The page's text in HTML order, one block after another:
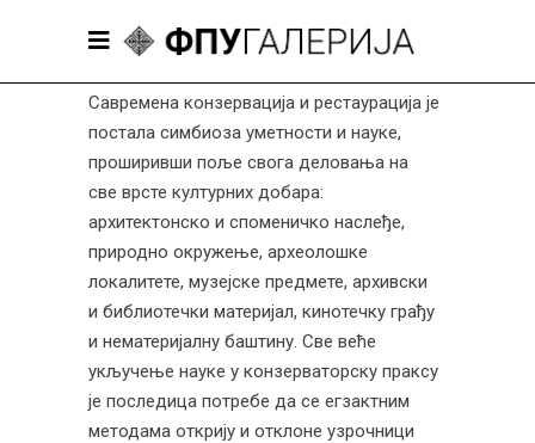
Савремена конзервација и рестаурација је
постала симбиоза уметности и науке,
проширивши поље свога деловања на
све врсте културних добара:
архитектонско и споменичко наслеђе,
природно окружење, археолошке
локалитете, музејске предмете, архивски
и библиотечки материјал, кинотечку грађу
и нематеријалну баштину. Све веће
укључење науке у конзерваторску праксу
је последица потребе да се егзактним
методама открију и отклоне узрочници